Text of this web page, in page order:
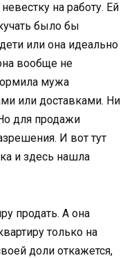
на работу. Ей
было бы
или она идеально
вообще не
мужа
или доставками. Ни
для продажи
И вот тут
и здесь нашла
продать. А она
только на
доли откажется,